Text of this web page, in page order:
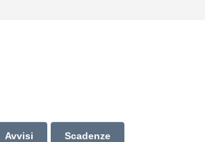
Avvisi Scadenze